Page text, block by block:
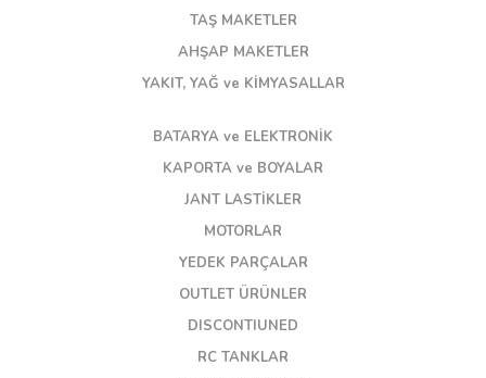
TAŞ MAKETLER
AHŞAP MAKETLER
YAKIT, YAĞ ve KİMYASALLAR
BATARYA ve ELEKTRONİK
KAPORTA ve BOYALAR
JANT LASTİKLER
MOTORLAR
YEDEK PARÇALAR
OUTLET ÜRÜNLER
DISCONTIUNED
RC TANKLAR